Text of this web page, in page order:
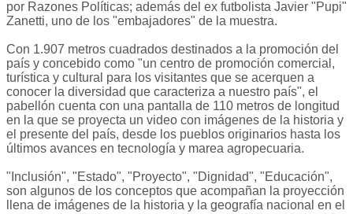
por Razones Políticas; además del ex futbolista Javier "Pupi"
Zanetti, uno de los "embajadores" de la muestra.
Con 1.907 metros cuadrados destinados a la promoción del
país y concebido como "un centro de promoción comercial,
turística y cultural para los visitantes que se acerquen a
conocer la diversidad que caracteriza a nuestro país", el
pabellón cuenta con una pantalla de 110 metros de longitud
en la que se proyecta un video con imágenes de la historia y
el presente del país, desde los pueblos originarios hasta los
últimos avances en tecnología y marea agropecuaria.
"Inclusión", "Estado", "Proyecto", "Dignidad", "Educación",
son algunos de los conceptos que acompañan la proyección
llena de imágenes de la historia y la geografía nacional en el